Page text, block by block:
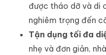
được tháo dỡ và di
nghiêm trọng đến
Tận dụng tối đa
nhẹ và đơn giản,